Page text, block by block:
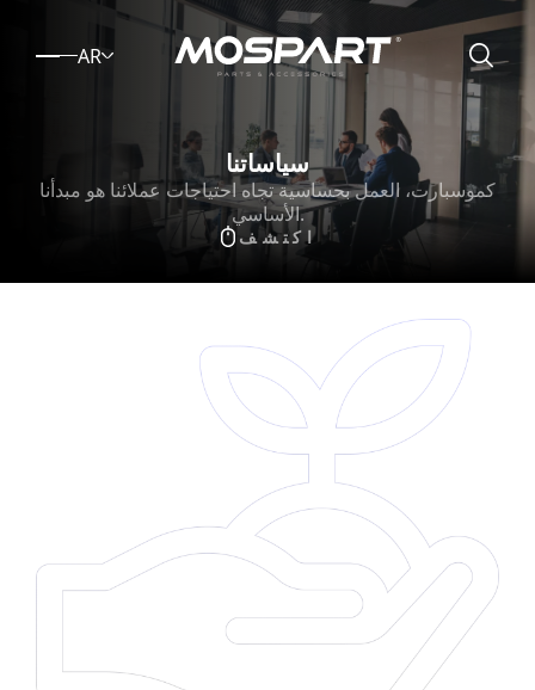
AR
سياساتنا
كموسبارت، العمل بحساسية تجاه احتياجات عملائنا هو مبدأنا
الأساسي.
اكتشف